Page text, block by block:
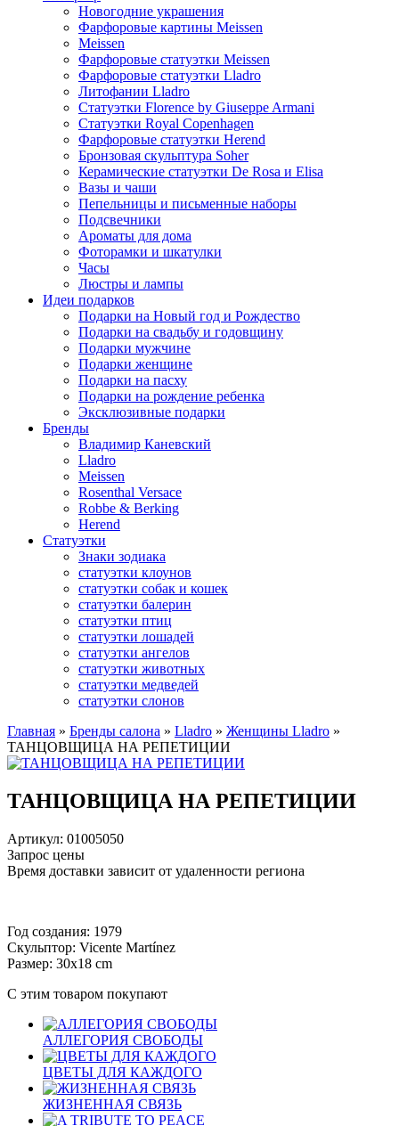
Новогодние украшения
Фарфоровые картины Meissen
Meissen
Фарфоровые статуэтки Meissen
Фарфоровые статуэтки Lladro
Литофании Lladro
Статуэтки Florence by Giuseppe Armani
Статуэтки Royal Copenhagen
Фарфоровые статуэтки Herend
Бронзовая скульптура Soher
Керамические статуэтки De Rosa и Elisa
Вазы и чаши
Пепельницы и письменные наборы
Подсвечники
Ароматы для дома
Фоторамки и шкатулки
Часы
Люстры и лампы
Идеи подарков
Подарки на Новый год и Рождество
Подарки на свадьбу и годовщину
Подарки мужчине
Подарки женщине
Подарки на пасху
Подарки на рождение ребенка
Эксклюзивные подарки
Бренды
Владимир Каневский
Lladro
Meissen
Rosenthal Versace
Robbe & Berking
Herend
Статуэтки
Знаки зодиака
статуэтки клоунов
статуэтки собак и кошек
статуэтки балерин
статуэтки птиц
статуэтки лошадей
статуэтки ангелов
статуэтки животных
статуэтки медведей
статуэтки слонов
Главная » Бренды салона » Lladro » Женщины Lladro »
ТАНЦОВЩИЦА НА РЕПЕТИЦИИ
ТАНЦОВЩИЦА НА РЕПЕТИЦИИ
Артикул: 01005050
Запрос цены
Время доставки зависит от удаленности региона
Год создания: 1979
Скульптор: Vicente Martínez
Размер: 30x18 cm
С этим товаром покупают
АЛЛЕГОРИЯ СВОБОДЫ
ЦВЕТЫ ДЛЯ КАЖДОГО
ЖИЗНЕННАЯ СВЯЗЬ